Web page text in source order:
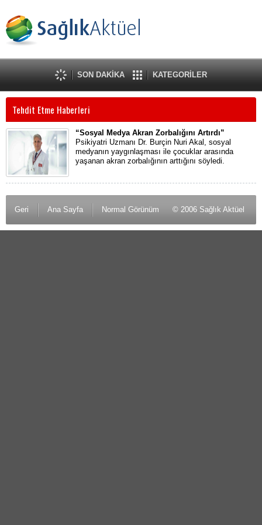
SON DAKİKA KATEGORİLER
Tehdit Etme Haberleri
“Sosyal Medya Akran Zorbalığını Artırdı”
Psikiyatri Uzmanı Dr. Burçin Nuri Akal, sosyal
medyanın yaygınlaşması ile çocuklar arasında
yaşanan akran zorbalığının arttığını söyledi.
Geri Ana Sayfa Normal Görünüm © 2006 Sağlık Aktüel